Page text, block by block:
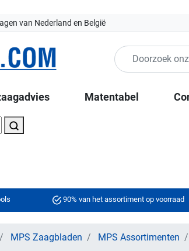
van Nederland en België
Matentabel
90% van het assortiment op voorraad
MPS Zaagbladen MPS Assortimenten